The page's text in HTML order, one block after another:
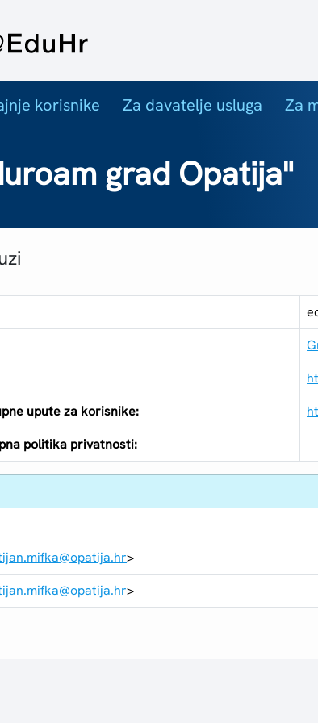
korisnike Za davatelje usluga Za
grad Opatija"
upute za korisnike:
politika privatnosti:
>
>